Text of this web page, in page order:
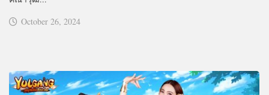
October 26, 2024